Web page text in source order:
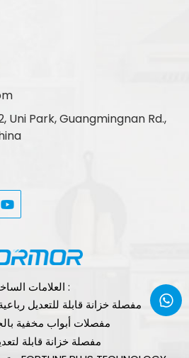
العلامات الساخنة :
مفصلة خزانة قابلة للتعديل
مفصلات أبواب مخفية
مفصلة خزانة قابلة